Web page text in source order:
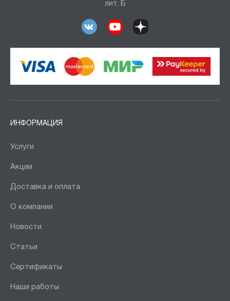
лит. Б
ИНФОРМАЦИЯ
Услуги
Акции
Доставка и оплата
О компании
Новости
Статьи
Сертификаты
Наши работы